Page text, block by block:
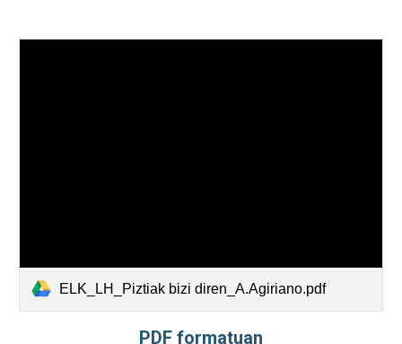
ELK_LH_Piztiak bizi diren_A.Agiriano.pdf
PDF formatuan